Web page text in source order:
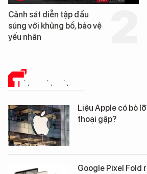
Cảnh sát diễn tập đấu
súng với khủng bố, bảo vệ
yếu nhân
TIN CÔNG NGHỆ
Liệu Apple có bỏ
thoại gập?
Google Pixel Fold